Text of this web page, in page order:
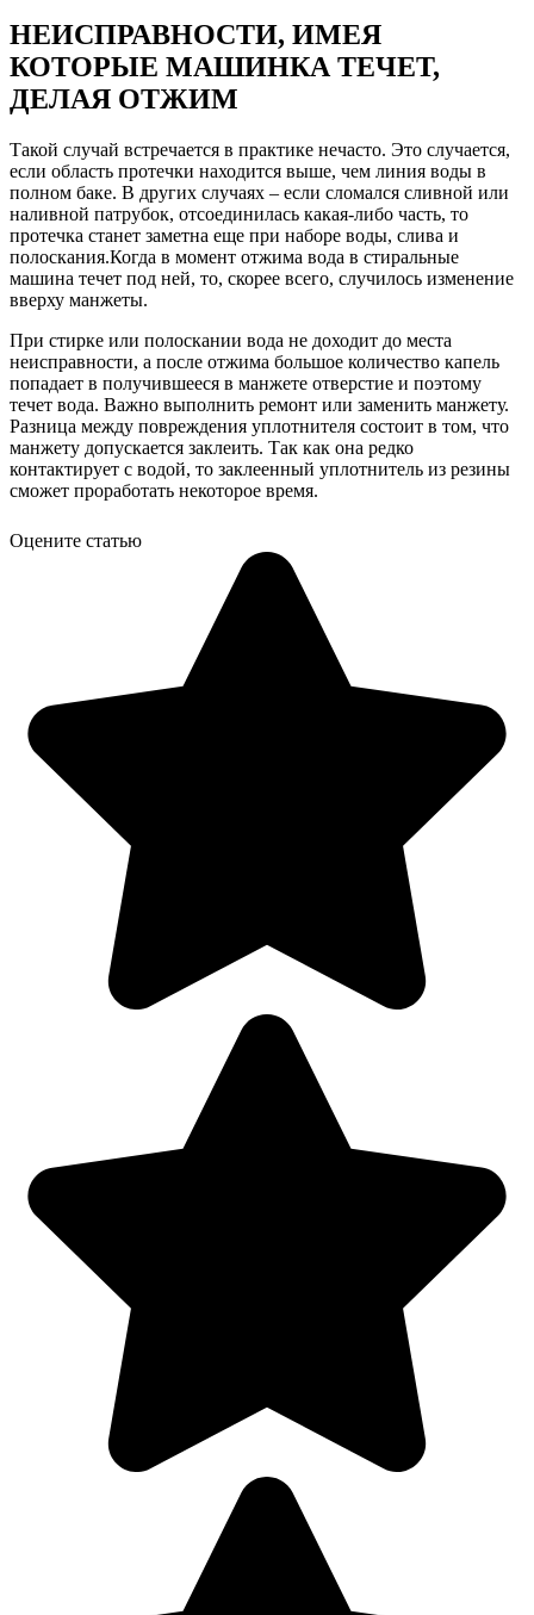
НЕИСПРАВНОСТИ, ИМЕЯ
КОТОРЫЕ МАШИНКА ТЕЧЕТ,
ДЕЛАЯ ОТЖИМ
Такой случай встречается в практике нечасто. Это случается,
если область протечки находится выше, чем линия воды в
полном баке. В других случаях – если сломался сливной или
наливной патрубок, отсоединилась какая-либо часть, то
протечка станет заметна еще при наборе воды, слива и
полоскания.Когда в момент отжима вода в стиральные
машина течет под ней, то, скорее всего, случилось изменение
вверху манжеты.
При стирке или полоскании вода не доходит до места
неисправности, а после отжима большое количество капель
попадает в получившееся в манжете отверстие и поэтому
течет вода. Важно выполнить ремонт или заменить манжету.
Разница между повреждения уплотнителя состоит в том, что
манжету допускается заклеить. Так как она редко
контактирует с водой, то заклеенный уплотнитель из резины
сможет проработать некоторое время.
Оцените статью